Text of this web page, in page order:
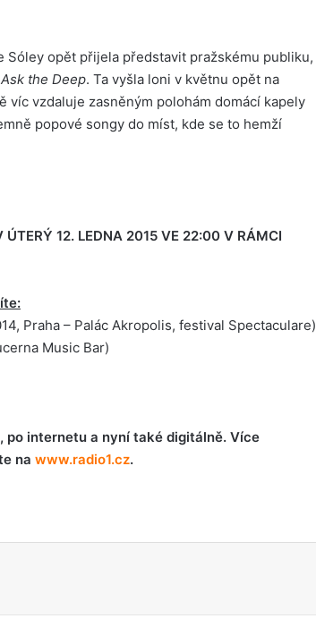
opět přijela představit pražskému publiku,
Ask the Deep. Ta vyšla loni v květnu opět na
víc vzdaluje zasněným polohám domácí kapely
popové songy do míst, kde se to hemží
12. LEDNA 2015 VE 22:00 V RÁMCI
Praha – Palác Akropolis, festival Spectaculare)
Music Bar)
po internetu a nyní také digitálně. Více
na www.radio1.cz.